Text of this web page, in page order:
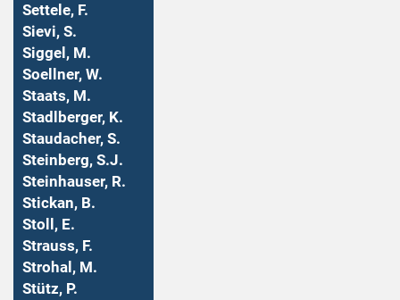
Settele, F.
Sievi, S.
Siggel, M.
Soellner, W.
Staats, M.
Stadlberger, K.
Staudacher, S.
Steinberg, S.J.
Steinhauser, R.
Stickan, B.
Stoll, E.
Strauss, F.
Strohal, M.
Stütz, P.